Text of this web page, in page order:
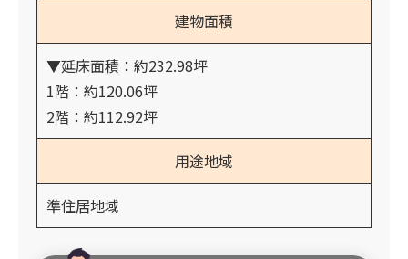
建物面積
▼延床面積：約232.98坪
1階：約120.06坪
2階：約112.92坪
用途地域
準住居地域